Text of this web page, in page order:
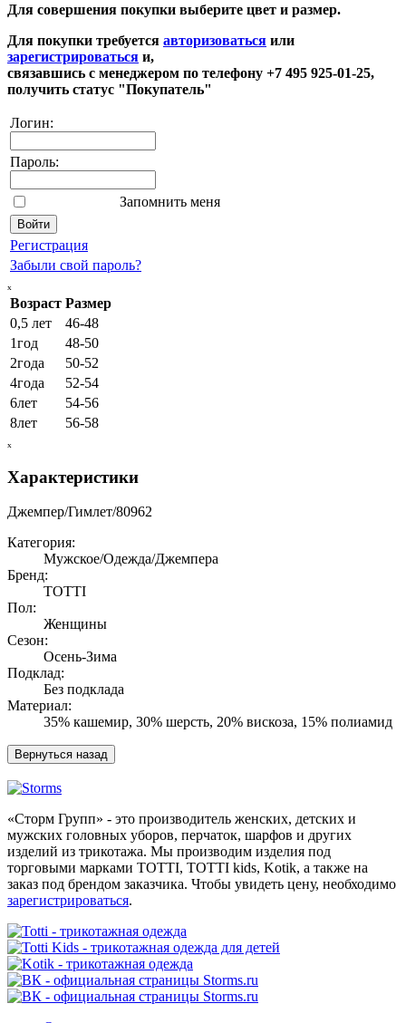
Для совершения покупки выберите цвет и размер.
Для покупки требуется авторизоваться или
зарегистрироваться и,
связавшись с менеджером по телефону +7 495 925-01-25,
получить статус "Покупатель"
Логин:
Пароль:
Запомнить меня
Регистрация
Забыли свой пароль?
ₓ
Возраст Размер
0,5 лет
46-48
1год
48-50
2года
50-52
4года
52-54
6лет
54-56
8лет
56-58
ₓ
Характеристики
Джемпер/Гимлет/80962
Категория:
Мужское/Одежда/Джемпера
Бренд:
TOTTI
Пол:
Женщины
Сезон:
Осень-Зима
Подклад:
Без подклада
Материал:
35% кашемир, 30% шерсть, 20% вискоза, 15% полиамид
«Сторм Групп» - это производитель женских, детских и
мужских головных уборов, перчаток, шарфов и других
изделий из трикотажа. Мы производим изделия под
торговыми марками TOTTI, TOTTI kids, Kotik, а также на
заказ под брендом заказчика. Чтобы увидеть цену, необходимо
зарегистрироваться.